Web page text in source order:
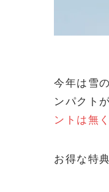
今年は雪
ンパクト
ントは無
お得な特